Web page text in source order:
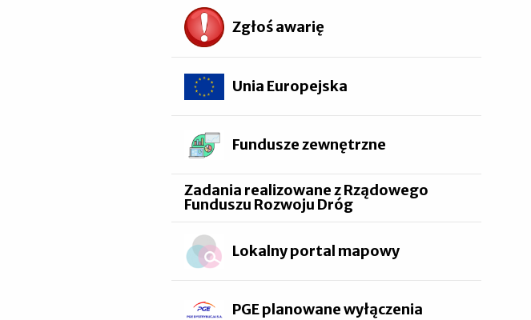
Zgłoś awarię
Unia Europejska
Fundusze zewnętrzne
Zadania realizowane z Rządowego
Funduszu Rozwoju Dróg
Lokalny portal mapowy
PGE planowane wyłączenia